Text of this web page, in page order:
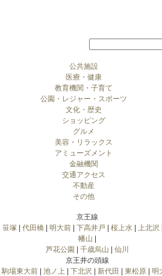
公共施設
医療・健康
教育機関・子育て
公園・レジャー・スポーツ
文化・歴史
ショッピング
グルメ
美容・リラックス
アミューズメント
金融機関
交通アクセス
不動産
その他
京王線
笹塚
代田橋 明大前 下高井戸 桜上水 上北沢
幡山
芦花公園
千歳烏山
仙川
京王井の頭線
駒場東大前| 池ノ上 下北沢 新代田 東松原| 明